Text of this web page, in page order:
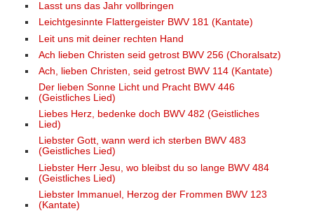
Lasst uns das Jahr vollbringen
Leichtgesinnte Flattergeister BWV 181 (Kantate)
Leit uns mit deiner rechten Hand
Ach lieben Christen seid getrost BWV 256 (Choralsatz)
Ach, lieben Christen, seid getrost BWV 114 (Kantate)
Der lieben Sonne Licht und Pracht BWV 446
(Geistliches Lied)
Liebes Herz, bedenke doch BWV 482 (Geistliches
Lied)
Liebster Gott, wann werd ich sterben BWV 483
(Geistliches Lied)
Liebster Herr Jesu, wo bleibst du so lange BWV 484
(Geistliches Lied)
Liebster Immanuel, Herzog der Frommen BWV 123
(Kantate)